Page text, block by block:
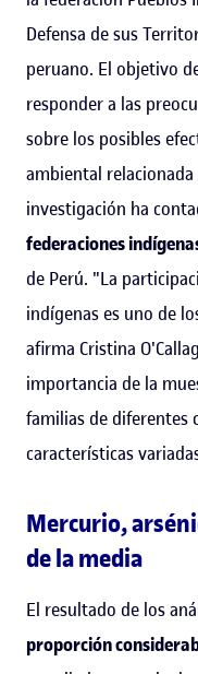
Defensa de sus
peruano. El objetivo
responder a las
sobre los posibles
ambiental
investigación ha
federaciones
de Perú. "La
indígenas es uno de
afirma Cristina
importancia de la
familias de diferentes
características
Mercurio,
de la media
El resultado de los
proporción